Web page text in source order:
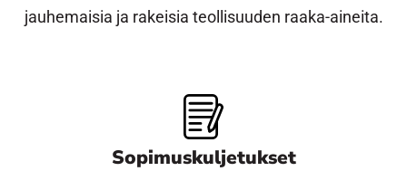
jauhemaisia ja rakeisia teollisuuden raaka-aineita.
Sopimuskuljetukset